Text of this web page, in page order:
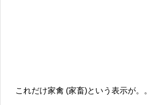
これだけ家禽 (家畜)という表示が。。